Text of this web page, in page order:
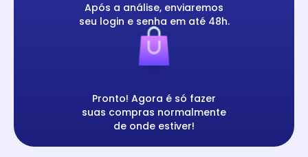
Após a análise, enviaremos
seu login e senha em até 48h.
Pronto! Agora é só fazer
suas compras normalmente
de onde estiver!